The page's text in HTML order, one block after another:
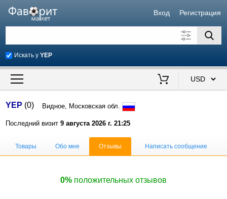
Вход Регистрация
Искать уYEP
Искать также в описании
Продавец
YEP (0) Видное, Московская обл.
Последний визит9 августа 2026 г. 21:25
Товары Обо мне Отзывы Написать сообщение
0% положительных отзывов